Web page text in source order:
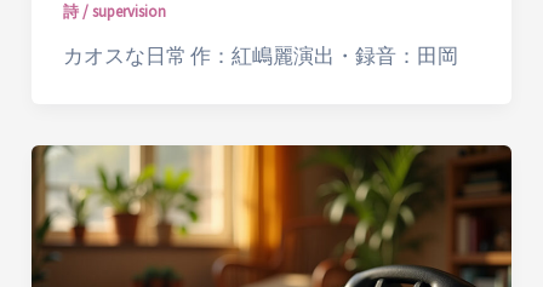
詩/supervision
カオスな日常 作：紅嶋麗演出・録音：田岡